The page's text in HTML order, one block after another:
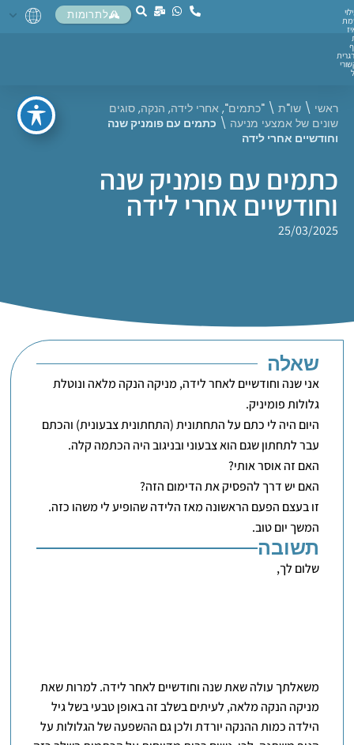
לתרומות
ראשי \ שו"ת \ "כתמים", אחרי לידה, הנקה, סוגים
שונים של אמצעי מניעה \ כתמים עם פומניק שנה
וחודשיים אחרי לידה
כתמים עם פומניק שנה
וחודשיים אחרי לידה
25/03/2025
שאלה
אני שנה וחודשיים לאחר לידה, מניקה הנקה מלאה ונוטלת
גלולות פומיניק.
היום היה לי כתם על התחתונית (התחתונית צבעונית) והכתם
עבר לתחתון שגם הוא צבעוני ובניגוב היה הכתמה קלה.
האם זה אוסר אותי?
האם יש דרך להפסיק את הדימום הזה?
זו בעצם הפעם הראשונה מאז הלידה שהופיע לי משהו כזה.
המשך יום טוב.
תשובה
שלום לך,
משאלתך עולה שאת שנה וחודשיים לאחר לידה. למרות שאת
מניקה הנקה מלאה, לעיתים בשלב זה באופן טבעי בשל גיל
הילדה כמות ההנקה יורדת ולכן גם ההשפעה של הגלולות על